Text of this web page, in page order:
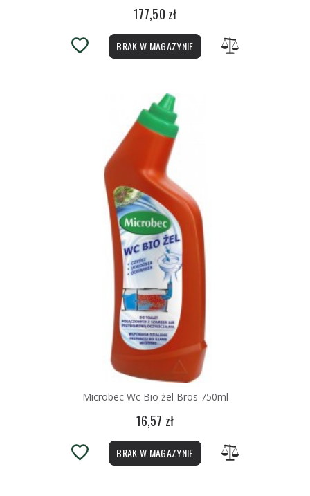
177,50 zł
BRAK W MAGAZYNIE
Microbec Wc Bio żel Bros 750ml
16,57 zł
BRAK W MAGAZYNIE